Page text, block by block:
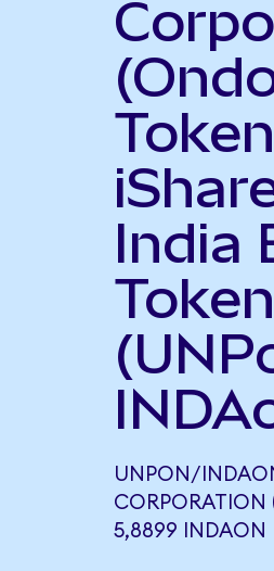
India
UNPON/
5,8899 INDAON